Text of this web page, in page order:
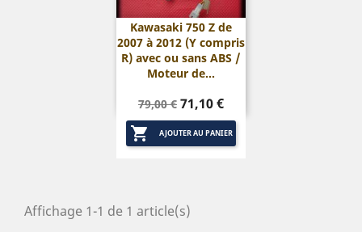
Kawasaki 750 Z de
2007 à 2012 (Y compris
R) avec ou sans ABS /
Moteur de...
Prix
de
base
79,00 € Prix
71,10 €
 AJOUTER AU PANIER
Affichage 1-1 de 1 article(s)